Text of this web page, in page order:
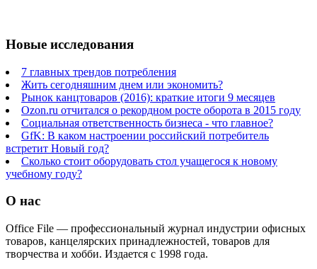
Новые исследования
7 главных трендов потребления
Жить сегодняшним днем или экономить?
Рынок канцтоваров (2016): краткие итоги 9 месяцев
Ozon.ru отчитался о рекордном росте оборота в 2015 году
Социальная ответственность бизнеса - что главное?
GfK: В каком настроении российский потребитель
встретит Новый год?
Сколько стоит оборудовать стол учащегося к новому
учебному году?
О нас
Office File — профессиональный журнал индустрии офисных
товаров, канцелярских принадлежностей, товаров для
творчества и хобби. Издается с 1998 года.